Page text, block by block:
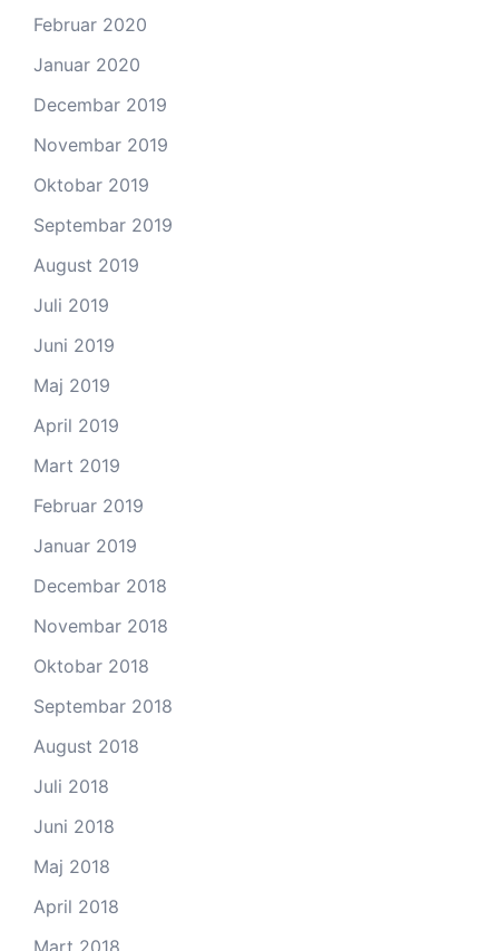
Februar 2020
Januar 2020
Decembar 2019
Novembar 2019
Oktobar 2019
Septembar 2019
August 2019
Juli 2019
Juni 2019
Maj 2019
April 2019
Mart 2019
Februar 2019
Januar 2019
Decembar 2018
Novembar 2018
Oktobar 2018
Septembar 2018
August 2018
Juli 2018
Juni 2018
Maj 2018
April 2018
Mart 2018